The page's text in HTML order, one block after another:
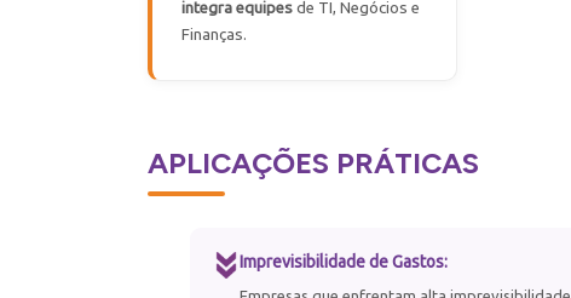
integra equipes de TI, Negócios e
Finanças.
APLICAÇÕES PRÁTICAS
Imprevisibilidade de Gastos: